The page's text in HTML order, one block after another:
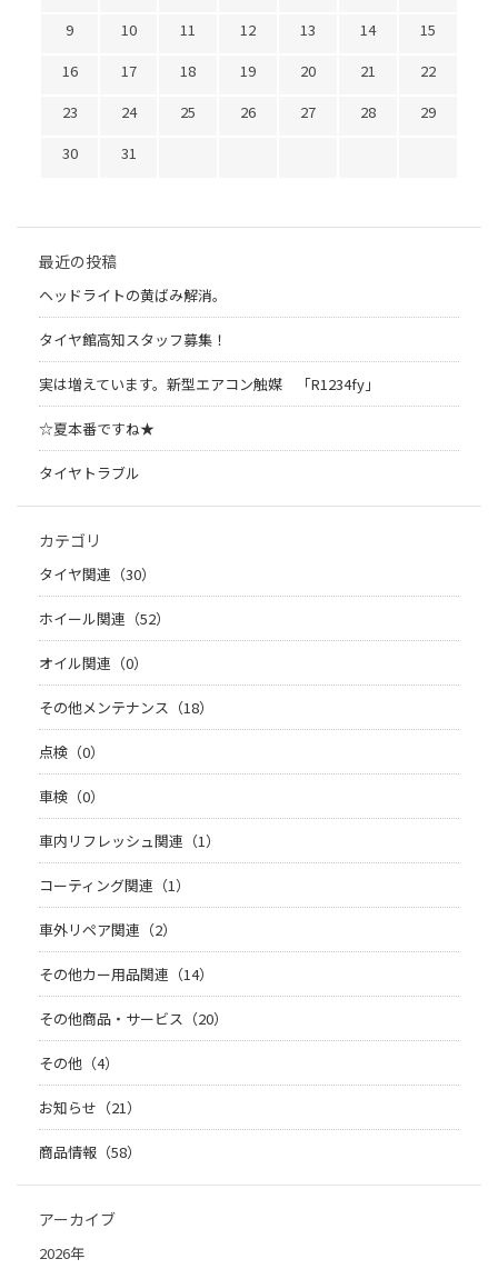
9
10 11 12 13 14
15
16
17 18 19 20 21
22
23
24 25 26 27 28
29
30
31
最近の投稿
ヘッドライトの黄ばみ解消。
タイヤ館高知スタッフ募集！
実は増えています。新型エアコン触媒 「R1234fy」
☆夏本番ですね★
タイヤトラブル
カテゴリ
タイヤ関連（30）
ホイール関連（52）
オイル関連（0）
その他メンテナンス（18）
点検（0）
車検（0）
車内リフレッシュ関連（1）
コーティング関連（1）
車外リペア関連（2）
その他カー用品関連（14）
その他商品・サービス（20）
その他（4）
お知らせ（21）
商品情報（58）
アーカイブ
2026年